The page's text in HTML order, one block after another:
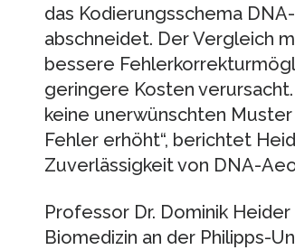
das Kodierungsschema
abschneidet. Der Vergleich
bessere
geringere Kosten
keine unerwünschten
Fehler erhöht“, berichtet
Zuverlässigkeit von DNA-
Professor Dr. Dominik
Biomedizin an der Philipps-